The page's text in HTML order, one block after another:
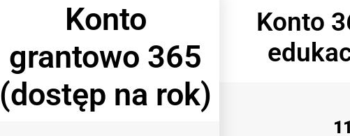
Konto
grantowo 365
(dostęp na rok)
Konto